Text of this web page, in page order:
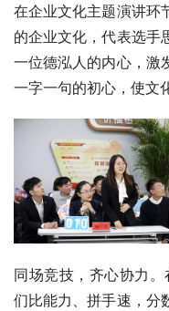
在企业文化主题演讲环
的企业文化，代表选手
一位德泓人的内心，激
一字一句的初心，使文
同场竞技，齐心协力
们比能力、拼手速，分